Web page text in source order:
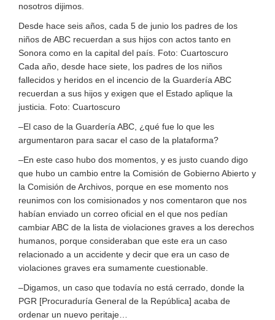
nosotros dijimos.
Desde hace seis años, cada 5 de junio los padres de los
niños de ABC recuerdan a sus hijos con actos tanto en
Sonora como en la capital del país. Foto: Cuartoscuro
Cada año, desde hace siete, los padres de los niños
fallecidos y heridos en el incencio de la Guardería ABC
recuerdan a sus hijos y exigen que el Estado aplique la
justicia. Foto: Cuartoscuro
–El caso de la Guardería ABC, ¿qué fue lo que les
argumentaron para sacar el caso de la plataforma?
–En este caso hubo dos momentos, y es justo cuando digo
que hubo un cambio entre la Comisión de Gobierno Abierto y
la Comisión de Archivos, porque en ese momento nos
reunimos con los comisionados y nos comentaron que nos
habían enviado un correo oficial en el que nos pedían
cambiar ABC de la lista de violaciones graves a los derechos
humanos, porque consideraban que este era un caso
relacionado a un accidente y decir que era un caso de
violaciones graves era sumamente cuestionable.
–Digamos, un caso que todavía no está cerrado, donde la
PGR [Procuraduría General de la República] acaba de
ordenar un nuevo peritaje…